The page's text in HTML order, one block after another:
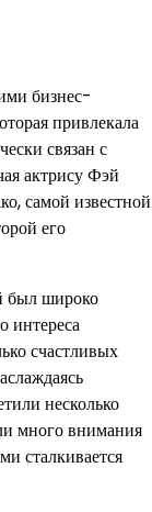
бизнес-
привлекала
связан с
актрису Фэй
самой известной
его
был широко
интереса
счастливых
несколько
много внимания
сталкивается